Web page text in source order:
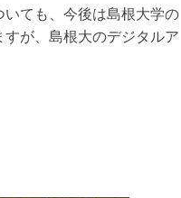
ても、今後は島根大学の
が、島根大のデジタルア